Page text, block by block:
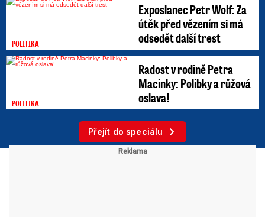
POLITIKA
Exposlanec Petr Wolf: Za
útěk před vězením si má
odsedět další trest
POLITIKA
Radost v rodině Petra
Macinky: Polibky a růžová
oslava!
Přejít do speciálu